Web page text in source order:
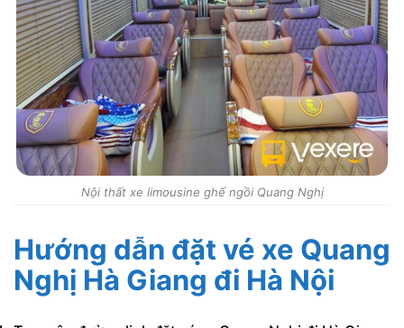
Nội thất xe limousine ghế ngồi Quang Nghị
Hướng dẫn đặt vé xe Quang
Nghị Hà Giang đi Hà Nội